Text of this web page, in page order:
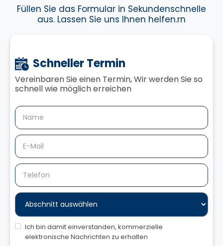
Füllen Sie das Formular in Sekundenschnelle
aus. Lassen Sie uns Ihnen helfen.rn
Schneller Termin
Vereinbaren Sie einen Termin,‍ Wir werden Sie so
schnell wie möglich erreichen
Ich bin damit einverstanden, kommerzielle
elektronische Nachrichten zu erhalten